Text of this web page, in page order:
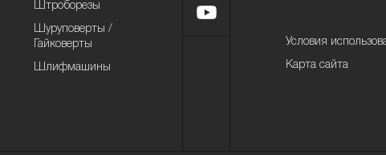
Штроборезы
Шуруповерты /
Гайковерты
Шлифмашины
Условия
Карта сайта